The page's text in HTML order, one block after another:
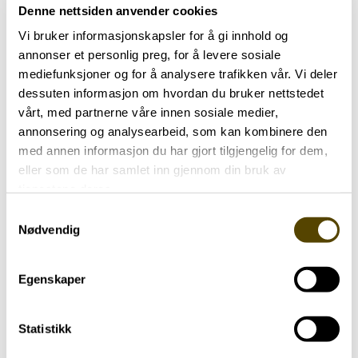
Denne nettsiden anvender cookies
Vi bruker informasjonskapsler for å gi innhold og
annonser et personlig preg, for å levere sosiale
mediefunksjoner og for å analysere trafikken vår. Vi deler
dessuten informasjon om hvordan du bruker nettstedet
vårt, med partnerne våre innen sosiale medier,
annonsering og analysearbeid, som kan kombinere den
med annen informasjon du har gjort tilgjengelig for dem,
eller som de har samlet inn gjennom din bruk av
Nødvendig
Egenskaper
Statistikk
Hvis vi er positive, motiverte
og tenker at dette skal vi
klare, så vil det gå bra.
TRYGVE ANDERSEN
Styrkede tillitsvalgte
Ved siden av ParkinsonNet pekte landsmøtet i
nytt arbeidsprogram for de to neste årene på at
lokalforeningene» og «brukermedvirkning» vil
være forbundets prioriterte satsingsområder.
– Det er viktig at nye tillitsvalgte skal føle seg